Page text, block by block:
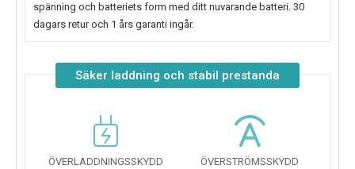
spänning och batteriets form med ditt nuvarande batteri. 30
dagars retur och 1 års garanti ingår.
Säker laddning och stabil prestanda
ÖVERLADDNINGSSKYDD ÖVERSTRÖMSSKYDD